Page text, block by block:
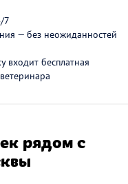
7
— без неожиданностей
входит бесплатная
рядом с